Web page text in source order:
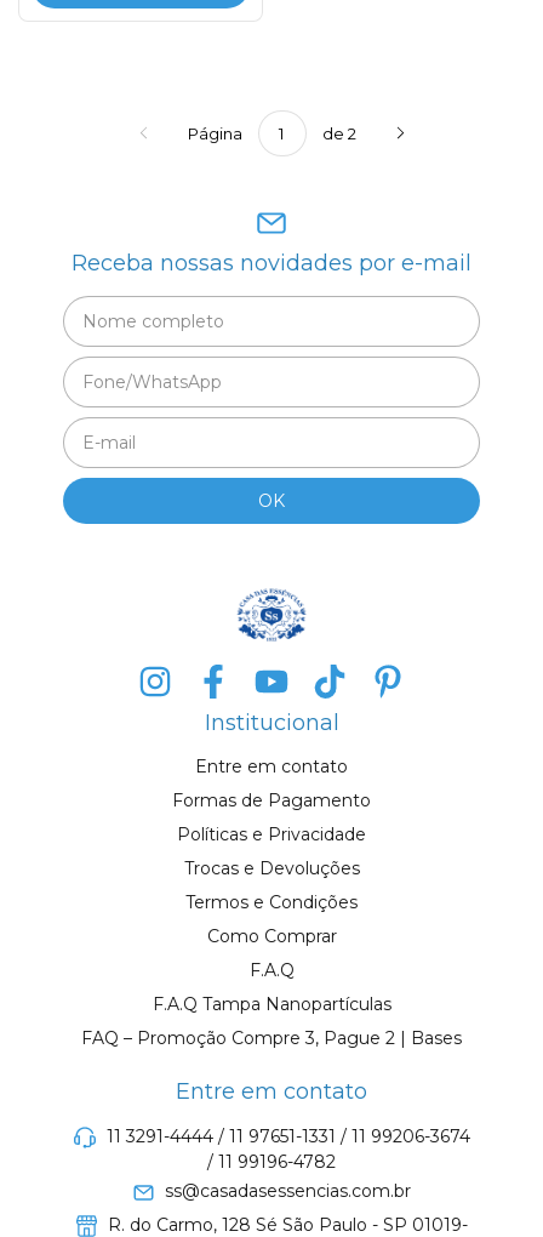
Página de 2
Receba nossas novidades por e-mail
Institucional
Entre em contato
Formas de Pagamento
Políticas e Privacidade
Trocas e Devoluções
Termos e Condições
Como Comprar
F.A.Q
F.A.Q Tampa Nanopartículas
FAQ – Promoção Compre 3, Pague 2 | Bases
Entre em contato
11 3291-4444 / 11 97651-1331 / 11 99206-3674
/ 11 99196-4782
ss@casadasessencias.com.br
R. do Carmo, 128 Sé São Paulo - SP 01019-